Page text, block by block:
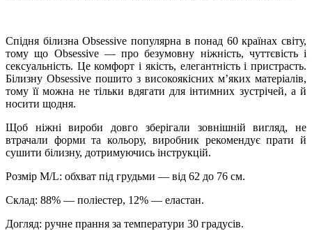
Спідня білизна Obsessive популярна в понад 60 країнах світу,
тому що Obsessive — про безумовну ніжність, чуттєвість і
сексуальність. Це комфорт і якість, елегантність і пристрасть.
Білизну Obsessive пошито з високоякісних м’яких матеріалів,
тому її можна не тільки вдягати для інтимних зустрічей, а й
носити щодня.
Щоб ніжні вироби довго зберігали зовнішній вигляд, не
втрачали форми та кольору, виробник рекомендує прати й
сушити білизну, дотримуючись інструкцій.
Розмір M/L: обхват під грудьми — від 62 до 76 см.
Склад: 88% — поліестер, 12% — еластан.
Догляд: ручне прання за температури 30 градусів.